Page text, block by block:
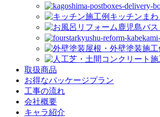
キッチンまわ
バス
屋根・外壁塗装施工
取扱商品
お得なパッケージプラン
工事の流れ
会社概要
キャラ紹介